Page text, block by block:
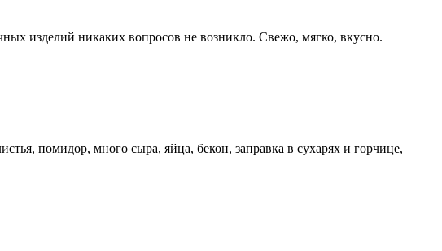
изделий никаких вопросов не возникло. Свежо, мягко, вкусно.
помидор, много сыра, яйца, бекон, заправка в сухарях и горчице,